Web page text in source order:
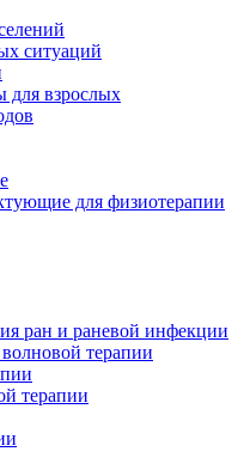
ситуаций
для взрослых
для физиотерапии
ран и раневой инфекции
терапии
терапии